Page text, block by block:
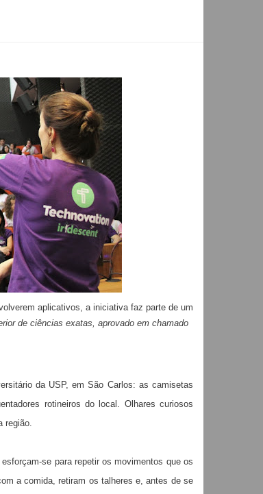
aplicativos, a iniciativa faz parte de um
de ciências exatas, aprovado em chamado
da USP, em São Carlos: as camisetas
rotineiros do local. Olhares curiosos
região.
se para repetir os movimentos que os
a comida, retiram os talheres e, antes de se